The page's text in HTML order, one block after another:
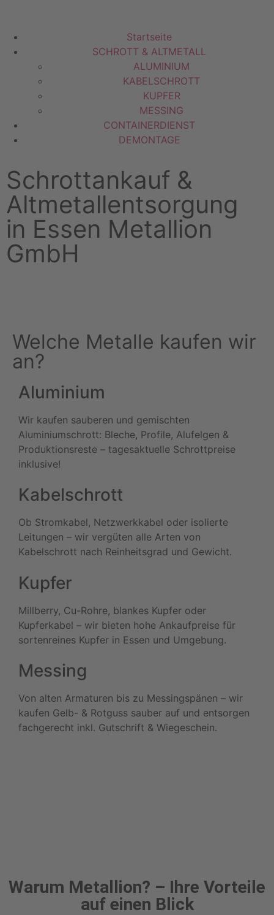
Startseite
SCHROTT & ALTMETALL
ALUMINIUM
KABELSCHROTT
KUPFER
MESSING
CONTAINERDIENST
DEMONTAGE
Schrottankauf &
Altmetallentsorgung
in Essen Metallion
GmbH
Welche Metalle kaufen wir
an?
Aluminium
Wir kaufen sauberen und gemischten
Aluminiumschrott: Bleche, Profile, Alufelgen &
Produktionsreste – tagesaktuelle Schrottpreise
inklusive!
Kabelschrott
Ob Stromkabel, Netzwerkkabel oder isolierte
Leitungen – wir vergüten alle Arten von
Kabelschrott nach Reinheitsgrad und Gewicht.
Kupfer
Millberry, Cu-Rohre, blankes Kupfer oder
Kupferkabel – wir bieten hohe Ankaufpreise für
sortenreines Kupfer in Essen und Umgebung.
Messing
Von alten Armaturen bis zu Messingspänen – wir
kaufen Gelb- & Rotguss sauber auf und entsorgen
fachgerecht inkl. Gutschrift & Wiegeschein.
Warum Metallion? – Ihre Vorteile
auf einen Blick